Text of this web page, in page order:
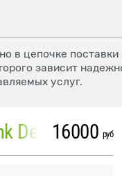
в цепочке
зависит
услуг.
Mesh система TP-Link Deco M4 (3 устройства)
16000 руб